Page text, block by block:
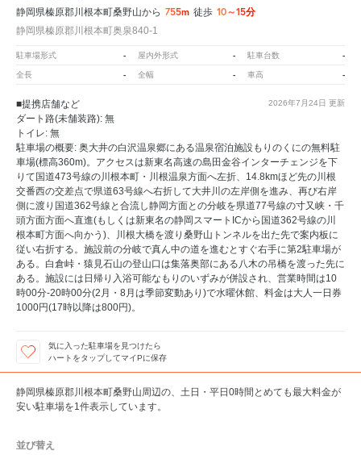
静岡県榛原郡川根本町桑野山から 755m 徒歩 10～15分
静岡県榛原郡川根本町奥泉840-1
駐車場形式 - 屋内外形式 - 駐車台数 -
全長 - 全幅 - 車高 -
2026年7月24日 更新
■提携店舗など
ダート路(未舗装路): 無
トイレ: 無
駐車場の概要: 奥大井の白沢温泉郷にある温泉宿泊施設もりのくにの無料駐
車場(標高360m)。アクセスは新東名高速の島田金谷インターチェンジを下
りて国道473号線の川根本町・川根温泉方面へ左折、14.8kmほど先の川根
交番西の交差点で県道63号線へ右折して大井川の左岸側を進み、再び右岸
側に渡り国道362号線と合流し静岡方面との分岐を県道77号線の寸又峡・千
頭方面方面へ直進(もしくは新東名の静岡スマートICから国道362号線の川
根本町方面へ向かう)、川根大橋を渡り桑野山トンネルを出た先で案内板に
従い右折する。施設前の分岐で真ん中の道を進むとすぐ右手に第2駐車場が
ある。白倉峠・猿見石山の登山口は集落奥部にある八木の吊橋を渡った先に
ある。施設には日帰り入浴可能なもりのいずみが併設され、営業時間は10
時00分-20時00分(2月・8月は季節変動あり)で水曜休館、料金は大人一日券
1000円(17時以降は800円)。
気に入った駐車場を見つけたら
ハートをタップしてマイPに保存
静岡県榛原郡川根本町桑野山周辺の、土日・平日0時間とめても最大料金が
安い駐車場を1件表示しています。
並び替え